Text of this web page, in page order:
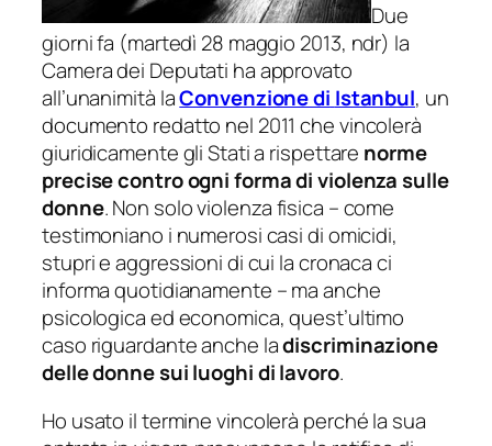
Due
giorni fa (martedì 28 maggio 2013, ndr) la
Camera dei Deputati ha approvato
all’unanimità laConvenzione di Istanbul, un
documento redatto nel 2011 che vincolerà
giuridicamente gli Stati a rispettare norme
precise contro ogni forma di violenza sulle
donne. Non solo violenza fisica – come
testimoniano i numerosi casi di omicidi,
stupri e aggressioni di cui la cronaca ci
informa quotidianamente – ma anche
psicologica ed economica, quest’ultimo
caso riguardante anche ladiscriminazione
delle donne sui luoghi di lavoro.
Ho usato il terminevincolerà perché la sua